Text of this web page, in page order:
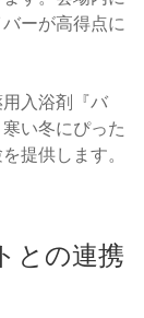
ーが高得点に
入浴剤『バ
い冬にぴった
提供します。
との連携